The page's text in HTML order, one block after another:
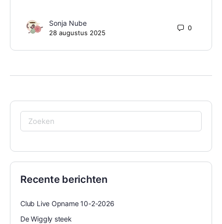
Sonja Nube
28 augustus 2025
0
Zoeken
naar:
Recente berichten
Club Live Opname 10-2-2026
De Wiggly steek